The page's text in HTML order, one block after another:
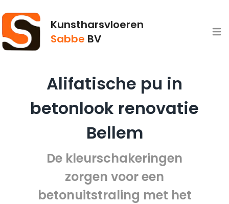
Kunstharsvloeren
Sabbe BV
Alifatische pu in
betonlook renovatie
Bellem
De kleurschakeringen
zorgen voor een
betonuitstraling met het